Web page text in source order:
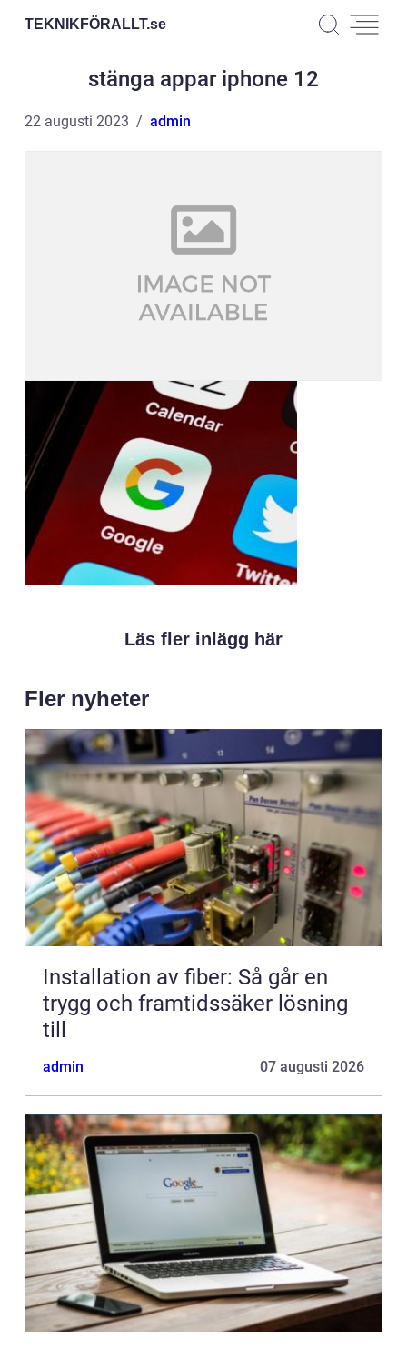
TEKNIKFÖRALLT.se
stänga appar iphone 12
22 augusti 2023 admin
Läs fler inlägg här
Fler nyheter
Installation av fiber: Så går en
trygg och framtidssäker lösning
till
admin 07 augusti 2026